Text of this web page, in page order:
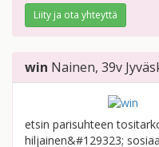
Liity ja ota yhteyttä
win Nainen, 39v
etsin parisuhteen
hiljainen&#129323;